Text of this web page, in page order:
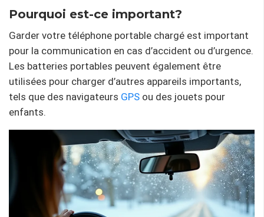
Pourquoi est-ce important?
Garder votre téléphone portable chargé est important
pour la communication en cas d’accident ou d’urgence.
Les batteries portables peuvent également être
utilisées pour charger d’autres appareils importants,
tels que des navigateurs GPS ou des jouets pour
enfants.